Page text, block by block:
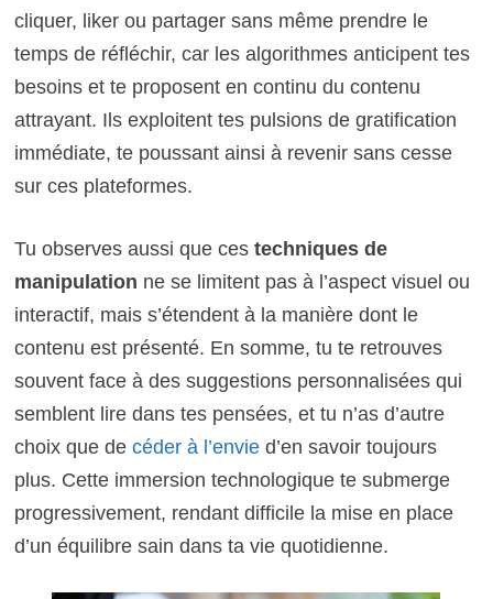
cliquer, liker ou partager sans même prendre le
temps de réfléchir, car les algorithmes anticipent tes
besoins et te proposent en continu du contenu
attrayant. Ils exploitent tes pulsions de gratification
immédiate, te poussant ainsi à revenir sans cesse
sur ces plateformes.
Tu observes aussi que ces techniques de
manipulation ne se limitent pas à l’aspect visuel ou
interactif, mais s’étendent à la manière dont le
contenu est présenté. En somme, tu te retrouves
souvent face à des suggestions personnalisées qui
semblent lire dans tes pensées, et tu n’as d’autre
choix que de céder à l’envied’en savoir toujours
plus. Cette immersion technologique te submerge
progressivement, rendant difficile la mise en place
d’un équilibre sain dans ta vie quotidienne.